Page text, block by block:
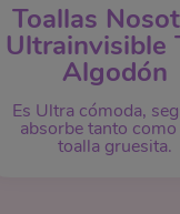
Toallas
Ultrainvisible
Algodón
Es Ultra cómoda,
absorbe tanto como
toalla gruesita.